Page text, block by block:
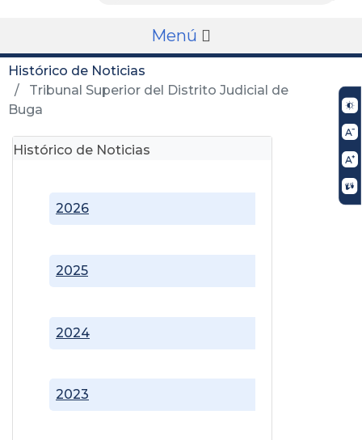
Menú
Histórico de Noticias
Tribunal Superior del Distrito Judicial de
Buga
Histórico de Noticias
2023
2024
2025
2026